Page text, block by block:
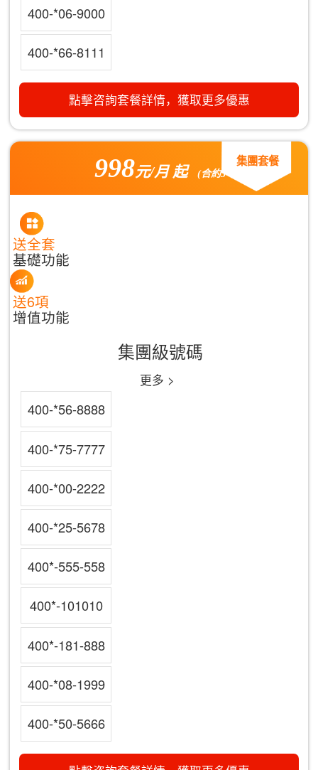
400-*06-9000
400-*66-8111
點擊咨詢套餐詳情，獲取更多優惠
998元/月 起 (合約3年)
集團套餐
送全套
基礎功能
送6項
增值功能
集團級號碼
更多 >
400-*56-8888
400-*75-7777
400-*00-2222
400-*25-5678
400*-555-558
400*-101010
400*-181-888
400-*08-1999
400-*50-5666